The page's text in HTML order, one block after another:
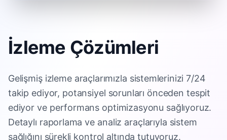
İzleme Çözümleri
Gelişmiş izleme araçlarımızla sistemlerinizi 7/24
takip ediyor, potansiyel sorunları önceden tespit
ediyor ve performans optimizasyonu sağlıyoruz.
Detaylı raporlama ve analiz araçlarıyla sistem
sağlığını sürekli kontrol altında tutuyoruz.